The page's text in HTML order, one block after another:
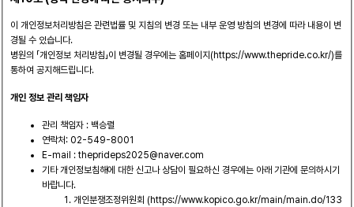
이 개인정보처리방침은 관련법률 및 지침의 변경 또는 내부 운영 방침의 변경에 따라 내용이 변
경될 수 있습니다.
병원의 「개인정보 처리방침」이 변경될 경우에는 홈페이지(https://www.thepride.co.kr/)를
통하여 공지해드립니다.
개인 정보 관리 책임자
관리 책임자 : 백승렬
연락처: 02-549-8001
E-mail : theprideps2025@naver.com
기타 개인정보침해에 대한 신고나 상담이 필요하신 경우에는 아래 기관에 문의하시기
바랍니다.
개인분쟁조정위원회 (https://www.kopico.go.kr/main/main.do/133